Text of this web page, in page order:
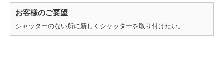
お客様のご要望
シャッターのない所に新しくシャッターを取り付けたい。